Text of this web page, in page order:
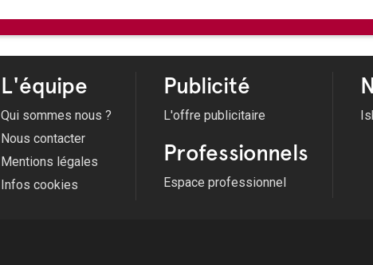
nouvelle exposition permanente
Du 18/03/2026 au 13/09/2026 -
L'équipe
Qui sommes nous ?
Nous contacter
Mentions légales
Infos cookies
Publicité
L'offre publicitaire
Professionnels
Espace professionnel